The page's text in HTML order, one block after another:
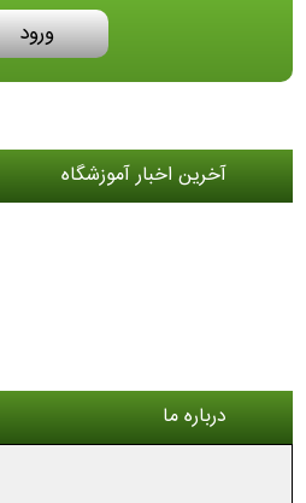
ورود
آخرین اخبار آموزشگاه
درباره ما